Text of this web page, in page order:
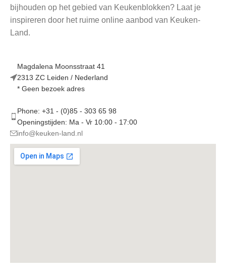
bijhouden op het gebied van Keukenblokken? Laat je
inspireren door het ruime online aanbod van Keuken-
Land.
Magdalena Moonsstraat 41
2313 ZC Leiden / Nederland
* Geen bezoek adres
Phone: +31 - (0)85 - 303 65 98
Openingstijden: Ma - Vr 10:00 - 17:00
info@keuken-land.nl